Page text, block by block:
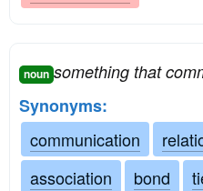
noun something that
Synonyms:
communication
association
bond